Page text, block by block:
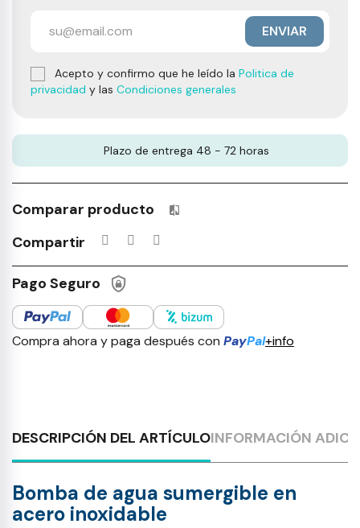
ENVIAR
Acepto y confirmo que he leído la Politica de
privacidad y las Condiciones generales
Plazo de entrega 48 - 72 horas
Comparar producto Productos incluidos en tu lista
Compartir
Pago Seguro
Compra ahora y paga después con PayPal+info
DESCRIPCIÓN DEL ARTÍCULOINFORMACIÓN
Bomba de agua sumergible en
acero inoxidable